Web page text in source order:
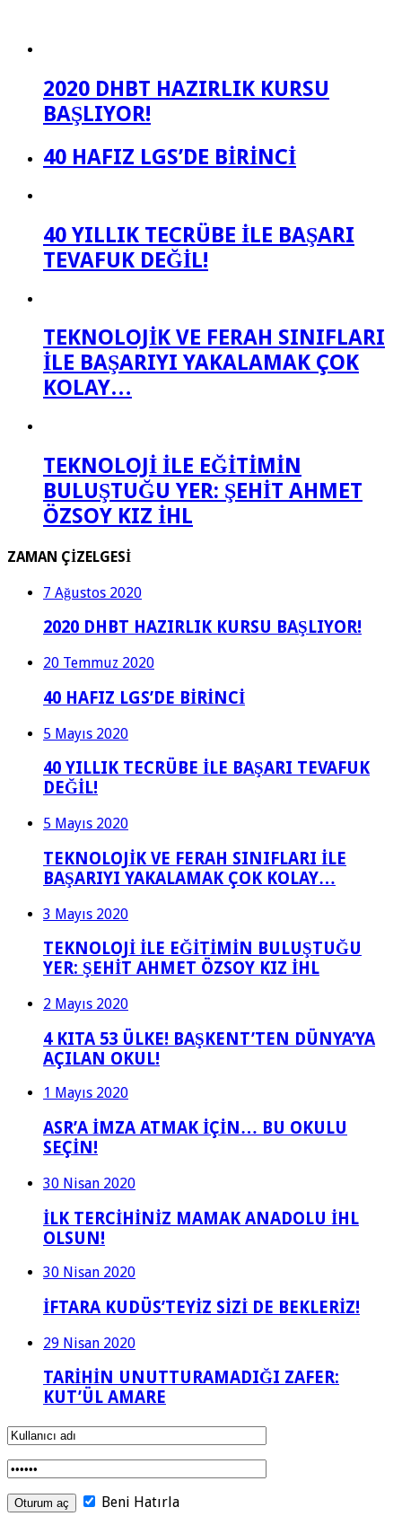
2020 DHBT HAZIRLIK KURSU
BAŞLIYOR!
40 HAFIZ LGS’DE BİRİNCİ
40 YILLIK TECRÜBE İLE BAŞARI
TEVAFUK DEĞİL!
TEKNOLOJİK VE FERAH SINIFLARI
İLE BAŞARIYI YAKALAMAK ÇOK
KOLAY…
TEKNOLOJİ İLE EĞİTİMİN
BULUŞTUĞU YER: ŞEHİT AHMET
ÖZSOY KIZ İHL
ZAMAN ÇİZELGESİ
7 Ağustos 2020
2020 DHBT HAZIRLIK KURSU BAŞLIYOR!
20 Temmuz 2020
40 HAFIZ LGS’DE BİRİNCİ
5 Mayıs 2020
40 YILLIK TECRÜBE İLE BAŞARI TEVAFUK
DEĞİL!
5 Mayıs 2020
TEKNOLOJİK VE FERAH SINIFLARI İLE
BAŞARIYI YAKALAMAK ÇOK KOLAY…
3 Mayıs 2020
TEKNOLOJİ İLE EĞİTİMİN BULUŞTUĞU
YER: ŞEHİT AHMET ÖZSOY KIZ İHL
2 Mayıs 2020
4 KITA 53 ÜLKE! BAŞKENT’TEN DÜNYA’YA
AÇILAN OKUL!
1 Mayıs 2020
ASR’A İMZA ATMAK İÇİN… BU OKULU
SEÇİN!
30 Nisan 2020
İLK TERCİHİNİZ MAMAK ANADOLU İHL
OLSUN!
30 Nisan 2020
İFTARA KUDÜS’TEYİZ SİZİ DE BEKLERİZ!
29 Nisan 2020
TARİHİN UNUTTURAMADIĞI ZAFER:
KUT’ÜL AMARE
Beni Hatırla